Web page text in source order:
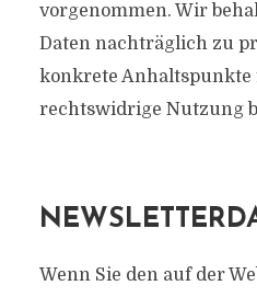
vorgenommen. Wir
Daten nachträglich zu
konkrete Anhaltspunkte
rechtswidrige Nutzung
Wenn Sie den auf der